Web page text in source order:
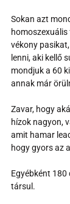
Sokan azt
vékony
lenni, aki kellő
mondjuk a 60
annak már
Zavar, hogy
hízok nagyon,
amit hamar
hogy gyors az
Egyébként 180
társul.